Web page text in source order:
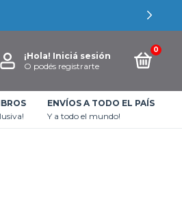
¡Hola! Iniciá sesión
O podés registrarte
0
ENVÍOS A TODO EL PAÍS
Y a todo el mundo!